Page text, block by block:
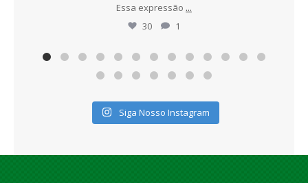
Essa expressão ...
30
1
Siga Nosso Instagram